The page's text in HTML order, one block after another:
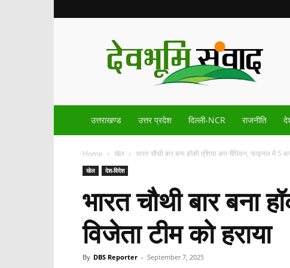
Devbhoomisamvad.com
उत्तराखण्ड उत्तर प्रदेश दिल्ली-NCR राजनीति
Home खेल भारत चौथी बार बना हॉकी एशिया कप चैंपियन, फाइनल में 5
खेल देश-विदेश
भारत चौथी बार बना
विजेता टीम को हराया
By DBS Reporter - September 7, 2025